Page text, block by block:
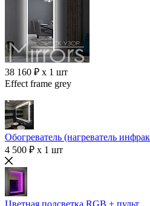
38 160 ₽ x 1 шт
Effect frame grey
Обогреватель (нагреватель
4 500 ₽ x 1 шт